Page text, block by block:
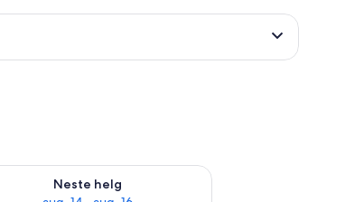
- aug. 9
Neste helg
for neste helg, aug. 14 - aug. 16